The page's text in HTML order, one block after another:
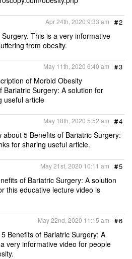
#2
Apr 24th, 2020 9:33 am
This is a very informative
from obesity.
#3
May 11th, 2020 6:40 am
of Morbid Obesity
Bariatric Surgery: A solution for
useful article
#4
May 18th, 2020 5:52 am
5 Benefits of Bariatric Surgery:
for sharing useful article.
#5
May 21st, 2020 10:11 am
of Bariatric Surgery: A solution
this educative lecture video is
#6
May 22nd, 2020 11:15 am
Benefits of Bariatric Surgery: A
very informative video for people